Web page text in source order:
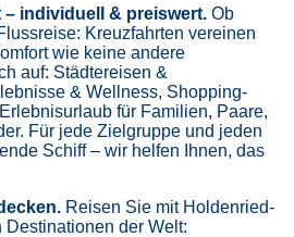
– individuell & preiswert. Ob
Kreuzfahrten vereinen
wie keine andere
auf: Städtereisen &
& Wellness, Shopping-
Erlebnisurlaub für Familien, Paare,
Für jede Zielgruppe und jeden
Schiff – wir helfen Ihnen, das
Reisen Sie mit Holdenried-
der Welt: